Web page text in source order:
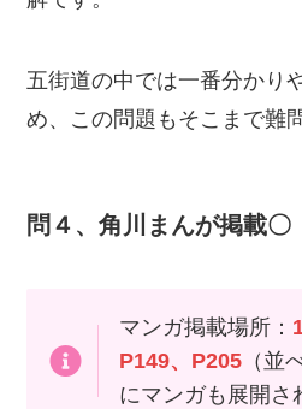
五街道の中では一番分かり
め、この問題もそこまで難
問４、角川まんが掲載〇
マンガ掲載場所：
P149、P205（並
にマンガも展開さ